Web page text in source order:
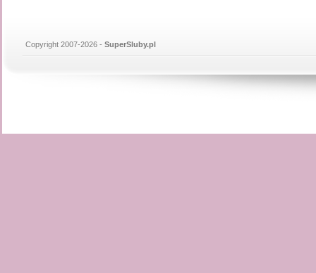
Copyright 2007-2026 - SuperSluby.pl